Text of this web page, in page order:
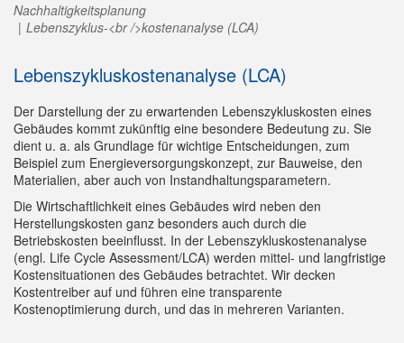
Nachhaltigkeitsplanung
Lebenszyklus-<br />kostenanalyse (LCA)
Lebenszykluskostenanalyse (LCA)
Der Darstellung der zu erwartenden Lebenszykluskosten eines
Gebäudes kommt zukünftig eine besondere Bedeutung zu. Sie
dient u. a. als Grundlage für wichtige Entscheidungen, zum
Beispiel zum Energieversorgungskonzept, zur Bauweise, den
Materialien, aber auch von Instandhaltungsparametern.
Die Wirtschaftlichkeit eines Gebäudes wird neben den
Herstellungskosten ganz besonders auch durch die
Betriebskosten beeinflusst. In der Lebenszykluskostenanalyse
(engl. Life Cycle Assessment/LCA) werden mittel- und langfristige
Kostensituationen des Gebäudes betrachtet. Wir decken
Kostentreiber auf und führen eine transparente
Kostenoptimierung durch, und das in mehreren Varianten.